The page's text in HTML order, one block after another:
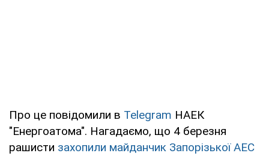
Про це повідомили в Telegram НАЕК
"Енергоатома". Нагадаємо, що 4 березня
рашисти захопили майданчик Запорізької АЕС